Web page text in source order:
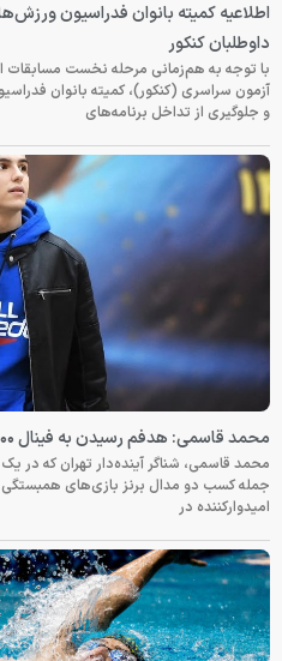
اطلاعیه کمیته بانوان فدراسیون
داوطلبان کنکور
با توجه به هم‌زمانی مرحله نخست مسابقات
آزمون سراسری (کنکور)، کمیته بانوان
و جلوگیری از تداخل برنامه‌های
محمد قاسمی: هدفم رسیدن به فینال ۴۰۰ متر بازی‌های آسیایی ناگویاست
محمد قاسمی، شناگر آینده‌دار تهران که در
جمله کسب دو مدال برنز بازی‌های همبستگی
امیدوارکننده در